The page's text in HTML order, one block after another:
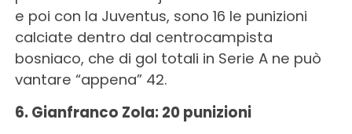
e poi con la Juventus, sono 16 le punizioni
calciate dentro dal centrocampista
bosniaco, che di gol totali in Serie A ne può
vantare “appena” 42.
6. Gianfranco Zola: 20 punizioni